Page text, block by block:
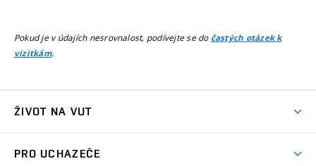
Pokud je v údajích nesrovnalost, podívejte se do častých otázek k
vizitkám.
ŽIVOT NA VUT
PRO UCHAZEČE